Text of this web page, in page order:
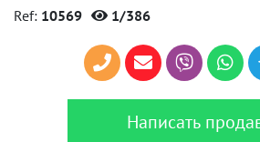
Ref: 10569 1/386
Написать